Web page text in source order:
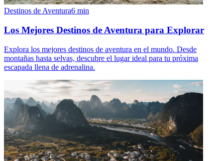
Destinos de Aventura6 min
Los Mejores Destinos de Aventura para Explorar
Explora los mejores destinos de aventura en el mundo. Desde
montañas hasta selvas, descubre el lugar ideal para tu próxima
escapada llena de adrenalina.